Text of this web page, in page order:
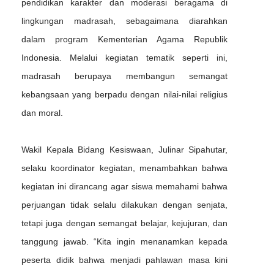
pendidikan karakter dan moderasi beragama di
lingkungan madrasah, sebagaimana diarahkan
dalam program Kementerian Agama Republik
Indonesia. Melalui kegiatan tematik seperti ini,
madrasah berupaya membangun semangat
kebangsaan yang berpadu dengan nilai-nilai religius
dan moral.
Wakil Kepala Bidang Kesiswaan, Julinar Sipahutar,
selaku koordinator kegiatan, menambahkan bahwa
kegiatan ini dirancang agar siswa memahami bahwa
perjuangan tidak selalu dilakukan dengan senjata,
tetapi juga dengan semangat belajar, kejujuran, dan
tanggung jawab. “Kita ingin menanamkan kepada
peserta didik bahwa menjadi pahlawan masa kini